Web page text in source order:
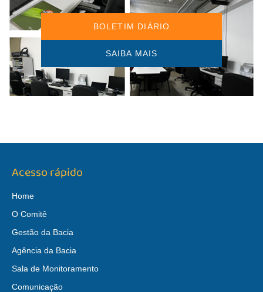
BOLETIM DIÁRIO
SAIBA MAIS
Acesso rápido
Home
O Comitê
Gestão da Bacia
Agência da Bacia
Sala de Monitoramento
Comunicação